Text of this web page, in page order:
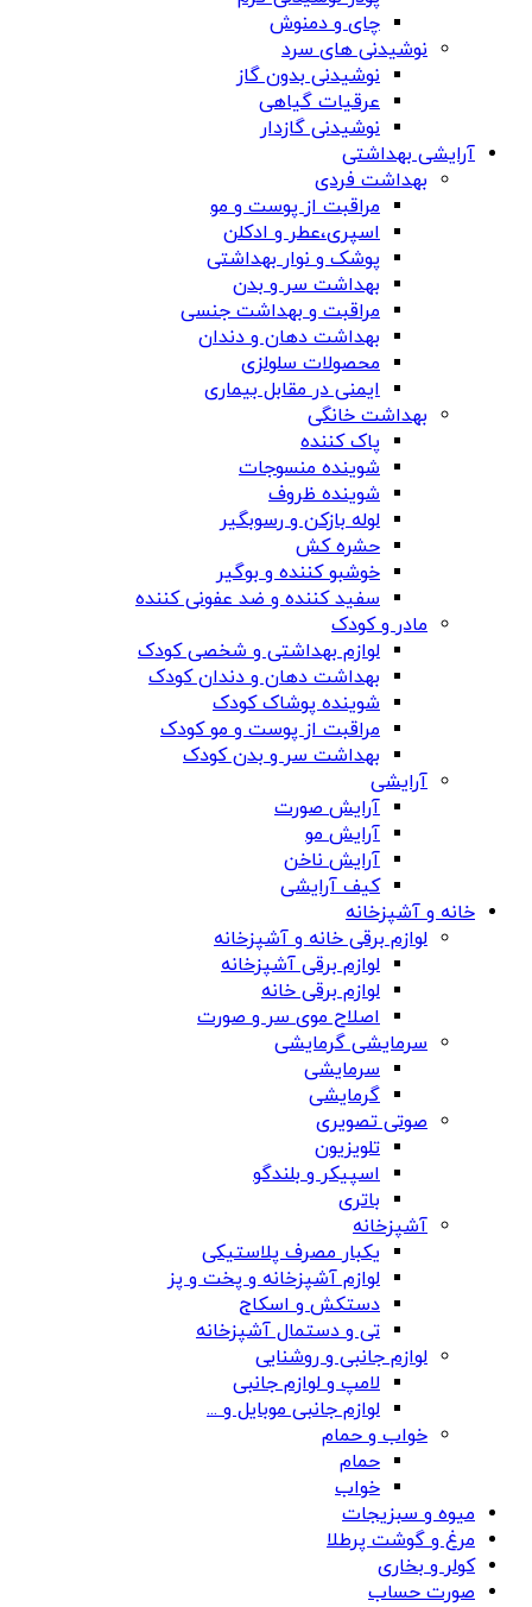
چای و دمنوش
نوشیدنی های سرد
نوشیدنی بدون گاز
عرقیات گیاهی
نوشیدنی گازدار
آرایشی بهداشتی
بهداشت فردی
مراقبت از پوست و مو
اسپری،عطر و ادکلن
پوشک و نوار بهداشتی
بهداشت سر و بدن
مراقبت و بهداشت جنسی
بهداشت دهان و دندان
محصولات سلولزی
ایمنی در مقابل بیماری
بهداشت خانگی
پاک کننده
شوینده منسوجات
شوینده ظروف
لوله بازکن و رسوبگیر
حشره کش
خوشبو کننده و بوگیر
سفید کننده و ضد عفونی کننده
مادر و کودک
لوازم بهداشتی و شخصی کودک
بهداشت دهان و دندان کودک
شوینده پوشاک کودک
مراقبت از پوست و مو کودک
بهداشت سر و بدن کودک
آرایشی
آرایش صورت
آرایش مو
آرایش ناخن
کیف آرایشی
خانه و آشپزخانه
لوازم برقی خانه و آشپزخانه
لوازم برقی آشپزخانه
لوازم برقی خانه
اصلاح موی سر و صورت
سرمایشی گرمایشی
سرمایشی
گرمایشی
صوتی تصویری
تلویزیون
اسپیکر و بلندگو
باتری
آشپزخانه
یکبار مصرف پلاستیکی
لوازم آشپزخانه و پخت و پز
دستکش و اسکاج
تی و دستمال آشپزخانه
لوازم جانبی و روشنایی
لامپ و لوازم جانبی
لوازم جانبی موبایل و ...
خواب و حمام
حمام
خواب
میوه و سبزیجات
مرغ و گوشت پرطلا
کولر و بخاری
صورت حساب